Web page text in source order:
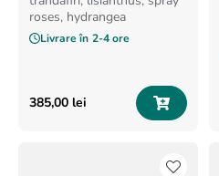
roses, hydrangea
Livrare în 2-4 ore
385,00 lei